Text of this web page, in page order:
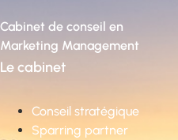
Cabinet de conseil en
Marketing Management
Le cabinet
Conseil stratégique
Sparring partner